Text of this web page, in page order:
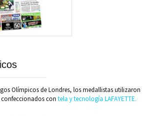
Olímpicos de Londres, los medallistas utilizaron
con tela y tecnología LAFAYETTE.